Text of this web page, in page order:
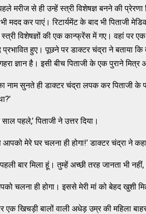
मरीज से ही उन्हें स्त्री विशेषज्ञ बनने की
मदद कर पाएं। रिटार्यमेंट के बाद भी पिताजी
विशेषज्ञों की एक कान्फ्रेंस में गए। वहां पर
प्रभावित हुए। पूछने पर डाक्टर चंद्रा ने बताया
ज्ञान है। इसी बीच पिताजी के एक पुराने
नाम सुनते ही डाक्टर चंद्रा लपक कर पिताजी के
साल पहले,’ पिताजी ने उत्तर दिया।
आपको मेरे घर चलना ही होगा!’ डाक्टर चंद्रा ने
पहली बार मिला हूं। तुम्हें अच्छी तरह जानता भी
चलना ही होगा। इससे मेरी मां को बेहद खुशी
एक खिचड़ी बालों वाली अधेड़ उम्र की महिला